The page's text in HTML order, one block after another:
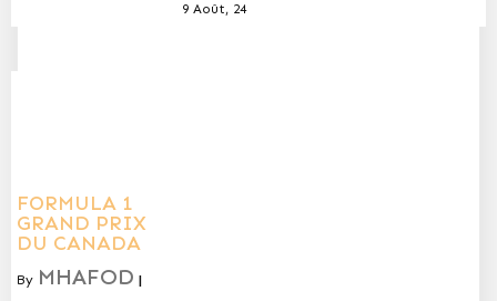
9 Août, 24
FORMULA 1
GRAND PRIX
DU CANADA
By MHAFOD |